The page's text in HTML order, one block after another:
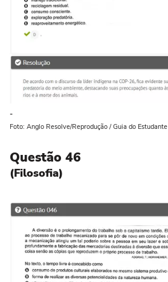
-
Foto: Anglo Resolve/Reprodução / Guia do Estudante
Questão 46
(Filosofia)